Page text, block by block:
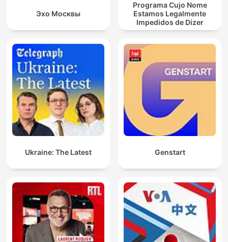
Эхо Москвы
Programa Cujo Nome
Estamos Legalmente
Impedidos de Dizer
Ukraine: The Latest Genstart